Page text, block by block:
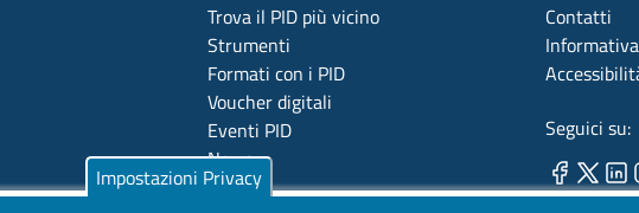
Trova il PID più vicino
Strumenti
Formati con i PID
Voucher digitali
Eventi PID
News
Contatti
Seguici su:
Impostazioni Privacy